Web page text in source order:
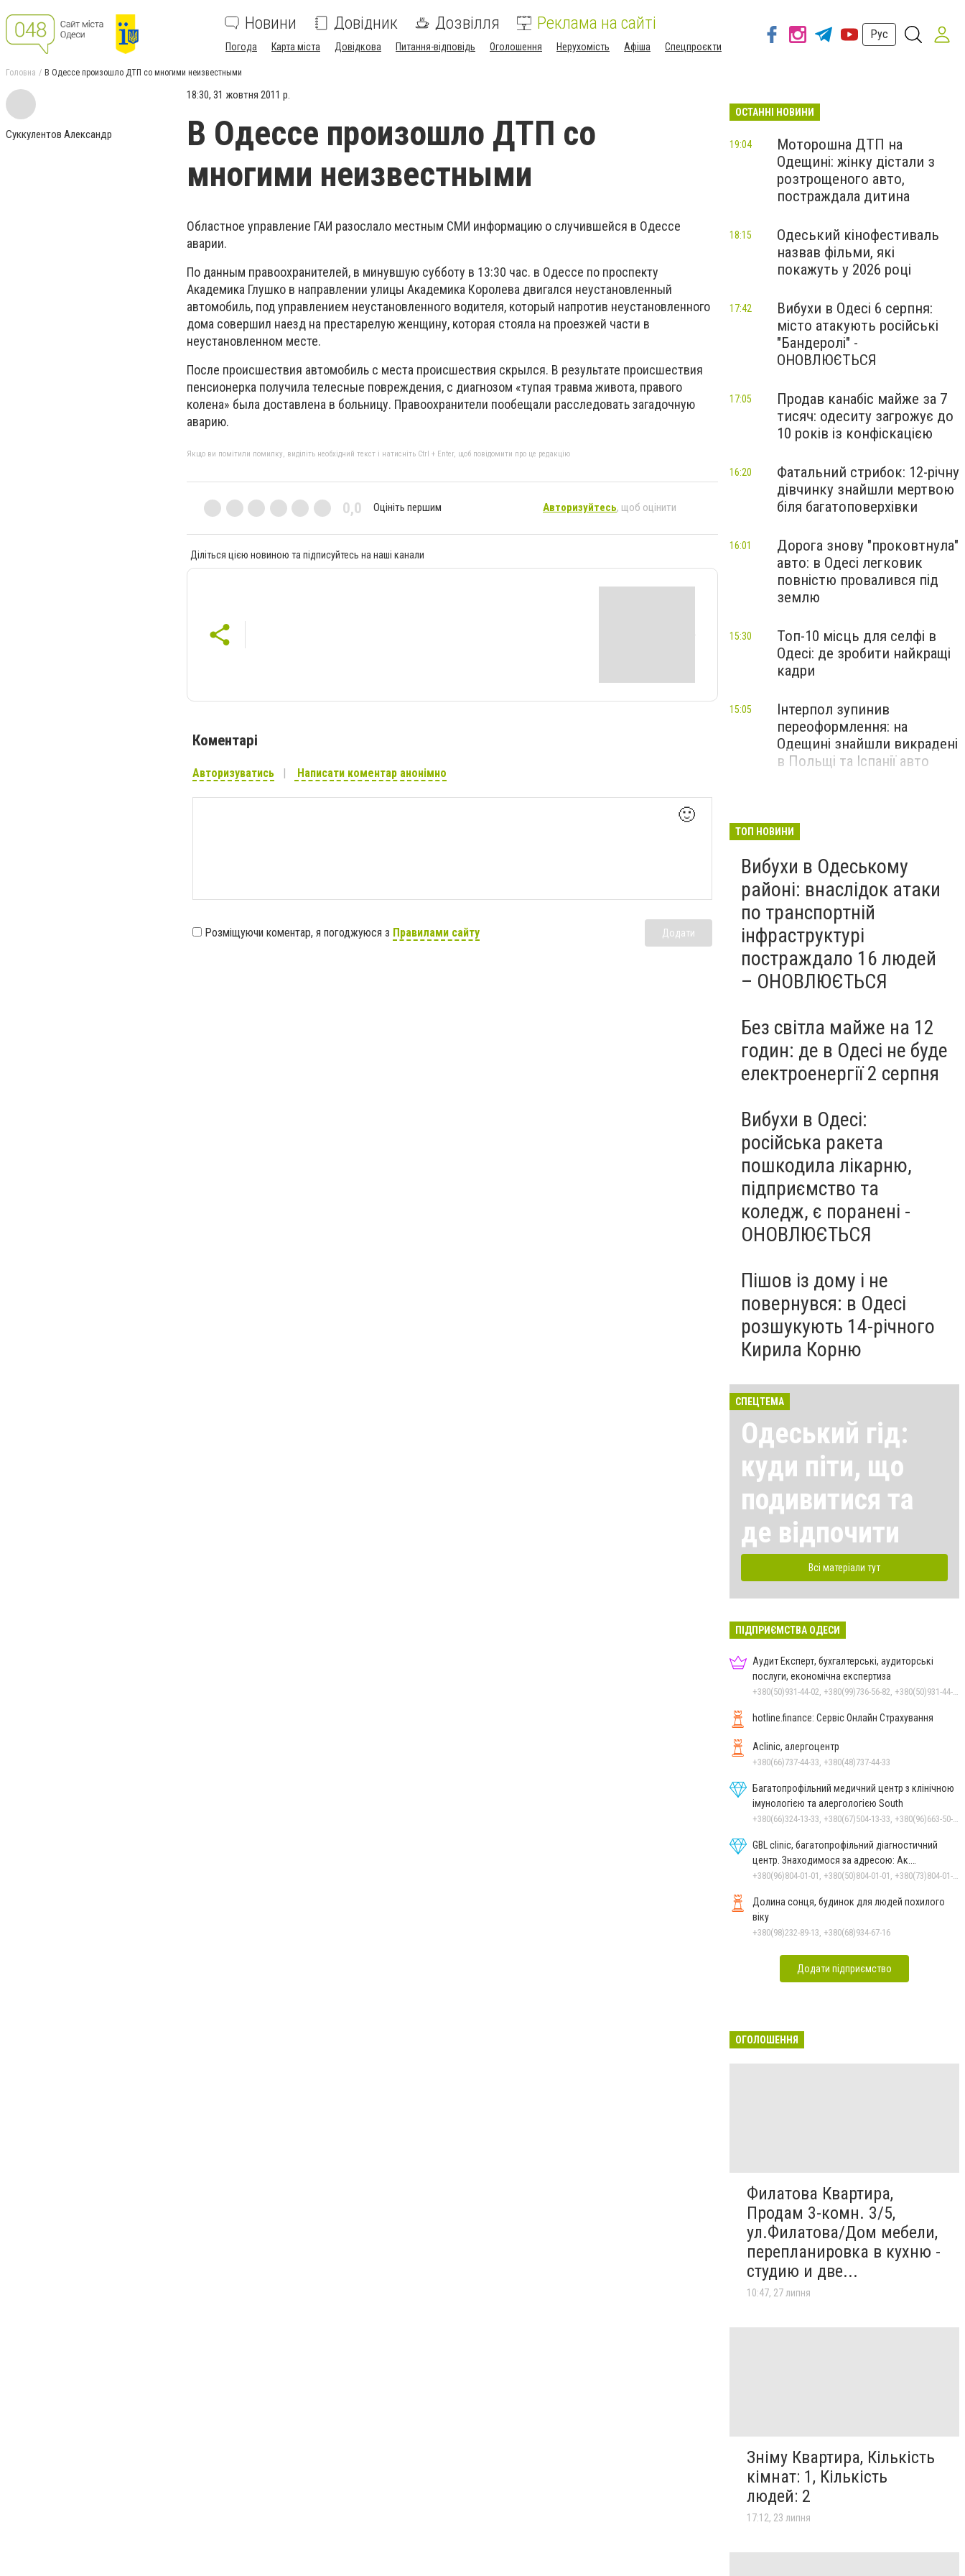
Новини Довідник Дозвілля Реклама на сайті
Погода Карта міста Довідкова Питання-відповідь Оголошення Нерухомість Афіша Спецпроєкти
Рус
Головна В Одессе произошло ДТП со многими неизвестными
Суккулентов Александр
18:30, 31 жовтня 2011 р.
В Одессе произошло ДТП со
многими неизвестными
Областное управление ГАИ разослало местным СМИ информацию о случившейся в Одессе
аварии.
По данным правоохранителей, в минувшую субботу в 13:30 час. в Одессе по проспекту
Академика Глушко в направлении улицы Академика Королева двигался неустановленный
автомобиль, под управлением неустановленного водителя, который напротив неустановленного
дома совершил наезд на престарелую женщину, которая стояла на проезжей части в
неустановленном месте.
После происшествия автомобиль с места происшествия скрылся. В результате происшествия
пенсионерка получила телесные повреждения, с диагнозом «тупая травма живота, правого
колена» была доставлена в больницу. Правоохранители пообещали расследовать загадочную
аварию.
Якщо ви помітили помилку, виділіть необхідний текст і натисніть Ctrl + Enter, щоб повідомити про це редакцію
0,0 Оцініть першим Авторизуйтесь, щоб оцінити
Діліться цією новиною та підписуйтесь на наші канали
Коментарі
Авторизуватись Написати коментар анонімно
🙂
Розміщуючи коментар, я погоджуюся з Правилами сайту Додати
ОСТАННІ НОВИНИ
Моторошна ДТП на
Одещині: жінку дістали з
розтрощеного авто,
постраждала дитина
19:04
Одеський кінофестиваль
назвав фільми, які
покажуть у 2026 році
18:15
Вибухи в Одесі 6 серпня:
місто атакують російські
"Бандеролі" -
ОНОВЛЮЄТЬСЯ
17:42
Продав канабіс майже за 7
тисяч: одеситу загрожує до
10 років із конфіскацією
17:05
Фатальний стрибок: 12-річну
дівчинку знайшли мертвою
біля багатоповерхівки
16:20
Дорога знову "проковтнула"
авто: в Одесі легковик
повністю провалився під
землю
16:01
Топ-10 місць для селфі в
Одесі: де зробити найкращі
кадри
15:30
Інтерпол зупинив
переоформлення: на
Одещині знайшли викрадені
в Польщі та Іспанії авто
15:05
ТОП НОВИНИ
Вибухи в Одеському
районі: внаслідок атаки
по транспортній
інфраструктурі
постраждало 16 людей
– ОНОВЛЮЄТЬСЯ
Без світла майже на 12
годин: де в Одесі не буде
електроенергії 2 серпня
Вибухи в Одесі:
російська ракета
пошкодила лікарню,
підприємство та
коледж, є поранені -
ОНОВЛЮЄТЬСЯ
Пішов із дому і не
повернувся: в Одесі
розшукують 14-річного
Кирила Корню
СПЕЦТЕМА
Одеський гід:
куди піти, що
подивитися та
де відпочити
Всі матеріали тут
ПІДПРИЄМСТВА ОДЕСИ
Аудит Експерт, бухгалтерські, аудиторські
послуги, економічна експертиза
hotline.finance: Сервіс Онлайн Страхування
Aclinic, алергоцентр
+380(66)737-44-33, +380(48)737-44-33
Багатопрофільний медичний центр з клінічною
імунологією та алергологією South
GBL clinic, багатопрофільний діагностичний
центр. Знаходимося за адресою: Ак.
Заболотного, 26
Долина сонця, будинок для людей похилого
віку
+380(98)232-89-13, +380(68)934-67-16
Додати підприємство
ОГОЛОШЕННЯ
Филатова Квартира,
Продам 3-комн. 3/5,
ул.Филатова/Дом мебели,
перепланировка в кухню -
студию и две...
10:47, 27 липня
Зніму Квартира, Кількість
кімнат: 1, Кількість
людей: 2
17:12, 23 липня